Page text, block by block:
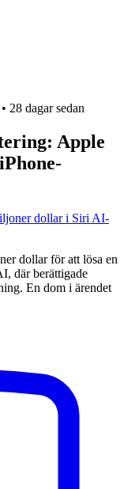
• 28 dagar sedan
Apple
dollar i Siri AI-
dollar för att lösa en
där berättigade
En dom i ärendet